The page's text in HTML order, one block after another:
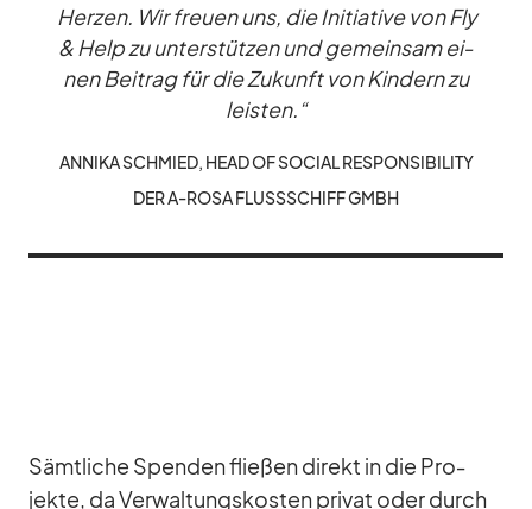
Her­zen. Wir freuen uns, die In­itia­tive von Fly
& Help zu un­ter­stüt­zen und ge­mein­sam ei­
nen Bei­trag für die Zu­kunft von Kin­dern zu
leis­ten.“
AN­NIKA SCHMIED, HEAD OF SO­CIAL RE­SPON­SI­BI­LITY
DER A‑ROSA FLUSS­SCHIFF GMBH
Sämt­li­che Spen­den flie­ßen di­rekt in die Pro­
jekte, da Ver­wal­tungs­kos­ten pri­vat oder durch